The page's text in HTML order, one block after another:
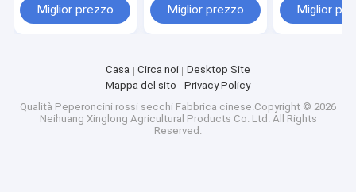
mmMiglior prezzo
95-99%Miglior prezzo
croccante -
Impurità
Miglior
Casa Circa noi
Desktop Site
Mappa del sito
Privacy Policy
Qualità Peperoncini rossi secchi Fabbrica cinese.Copyright © 2026
Neihuang Xinglong Agricultural Products Co. Ltd. All Rights
Reserved.